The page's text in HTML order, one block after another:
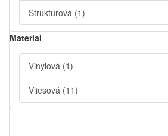
Strukturová (1)
Material
Vinylová (1)
Vliesová (11)